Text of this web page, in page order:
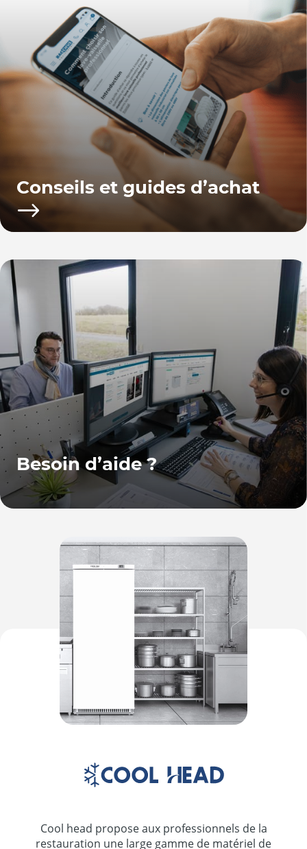
Conseils et guides d’achat
Besoin d’aide ?
Cool head propose aux professionnels de la
restauration une large gamme de matériel de